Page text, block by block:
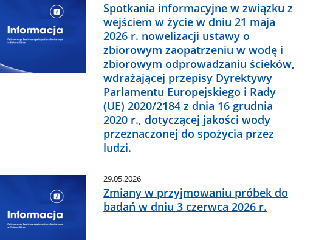
Spotkania informacyjne w związku z
wejściem w życie w dniu 21 maja
2026 r. nowelizacji ustawy o
zbiorowym zaopatrzeniu w wodę i
zbiorowym odprowadzaniu ścieków,
wdrażającej przepisy Dyrektywy
Parlamentu Europejskiego i Rady
(UE) 2020/2184 z dnia 16 grudnia
2020 r., dotyczącej jakości wody
przeznaczonej do spożycia przez
ludzi.
29.05.2026
Zmiany w przyjmowaniu próbek do
badań w dniu 3 czerwca 2026 r.